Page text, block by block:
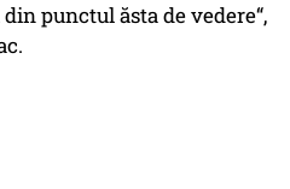
punctul ăsta de vedere“,